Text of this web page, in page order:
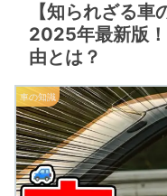
【知られざる車
2025年最新版
由とは？
車の知識